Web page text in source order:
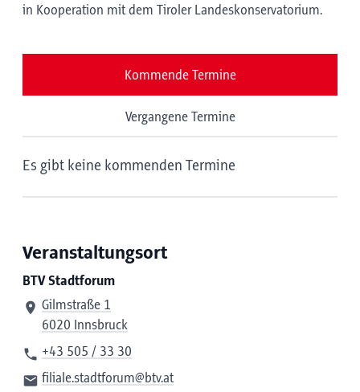
in Kooperation mit dem Tiroler Landeskonservatorium.
Kommende Termine
Vergangene Termine
Es gibt keine kommenden Termine
Veranstaltungsort
BTV Stadtforum
Gilmstraße 1
6020 Innsbruck
+43 505 / 33 30
filiale.stadtforum@btv.at